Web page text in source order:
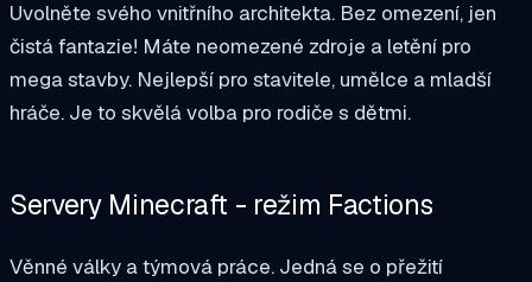
Uvolněte svého vnitřního architekta. Bez omezení, jen
čistá fantazie! Máte neomezené zdroje a letění pro
mega stavby. Nejlepší pro stavitele, umělce a mladší
hráče. Je to skvělá volba pro rodiče s dětmi.
Servery Minecraft - režim Factions
Věnné války a týmová práce. Jedná se o přežití